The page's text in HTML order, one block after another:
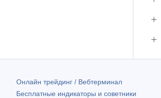
Онлайн трейдинг / Вебтерминал
Бесплатные индикаторы и советники